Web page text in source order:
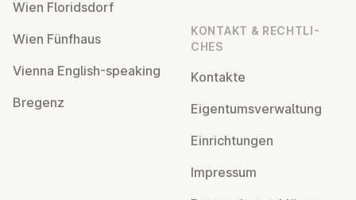
Wien Flo­rids­dorf
Wien Fünfhaus
Vienna English-speaking
Bregenz
KONTAKT & RECHT­LI­
CHES
Kontakte
Ei­gen­tums­ver­wal­tung
Ein­rich­tun­gen
Impressum